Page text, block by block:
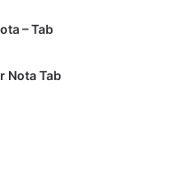
– Tab
Nota Tab